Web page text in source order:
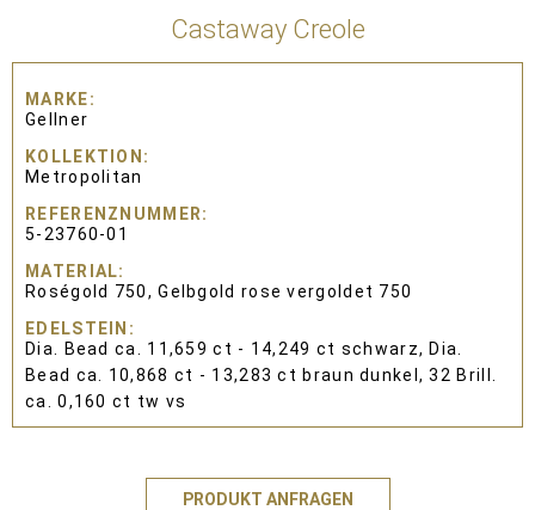
Castaway Creole
MARKE
Gellner
KOLLEKTION
Metropolitan
REFERENZNUMMER
5-23760-01
MATERIAL
Roségold 750, Gelbgold rose vergoldet 750
EDELSTEIN
Dia. Bead ca. 11,659 ct - 14,249 ct schwarz, Dia.
Bead ca. 10,868 ct - 13,283 ct braun dunkel, 32 Brill.
ca. 0,160 ct tw vs
PRODUKT ANFRAGEN